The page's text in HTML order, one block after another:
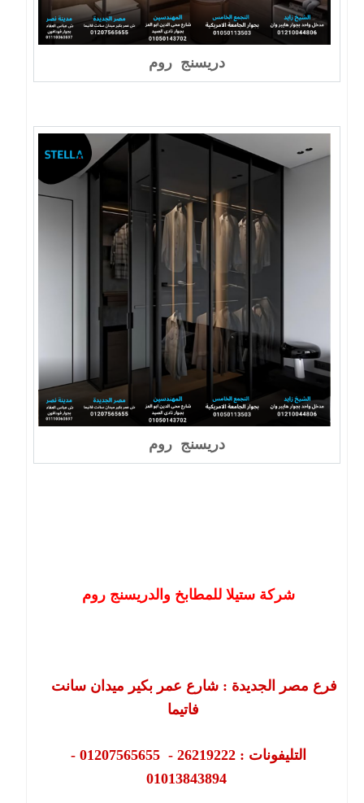
دريسنج روم
دريسنج روم
فرع مصر الجديدة : شارع عمر بكير ميدان سانت
فاتيما
التليفونات : 26219222 - 01207565655 -
01013843894